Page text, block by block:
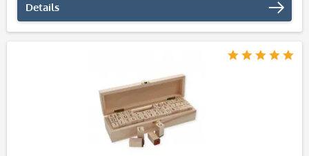
Details